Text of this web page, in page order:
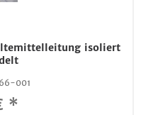
isoliert
001
*